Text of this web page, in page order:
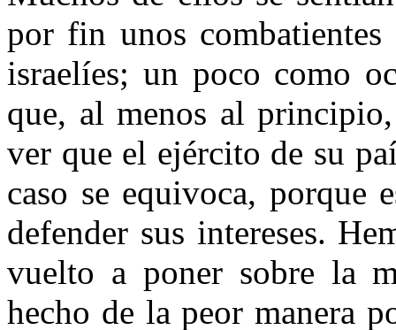
por fin unos
israelíes; un poco como
que, al menos al
ver que el ejército de su
caso se equivoca, porque
defender sus intereses.
vuelto a poner sobre la
hecho de la peor manera